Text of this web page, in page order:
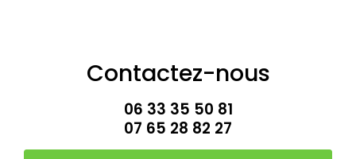
Contactez-nous
06 33 35 50 81
07 65 28 82 27